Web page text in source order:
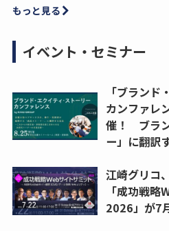
もっと見る
イベント・セミナー
「ブラン
カンファレ
催！ ブラ
ー」に翻訳
江崎グリコ
「成功戦
2026」が7